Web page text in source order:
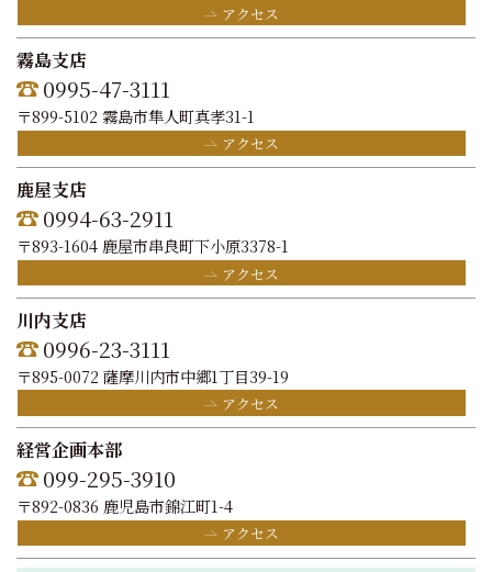
アクセス
霧島支店
0995-47-3111
〒899-5102 霧島市隼人町真孝31-1
アクセス
鹿屋支店
0994-63-2911
〒893-1604 鹿屋市串良町下小原3378-1
アクセス
川内支店
0996-23-3111
〒895-0072 薩摩川内市中郷1丁目39-19
アクセス
経営企画本部
099-295-3910
〒892-0836 鹿児島市錦江町1-4
アクセス